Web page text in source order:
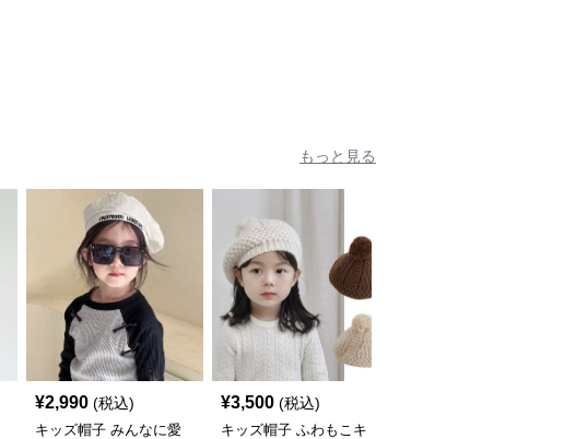
もっと見る
¥2,990 (税込)
キッズ帽子 みんなに愛
¥3,500 (税込)
キッズ帽子 ふわもこキ